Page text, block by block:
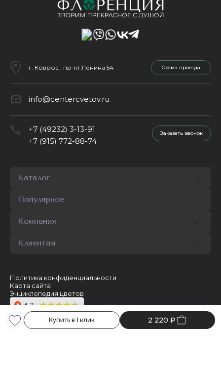
2 220 ₽
г. Ковров , пр-кт Ленина 54 Cхема проезда
info@centercvetov.ru
+7 (49232) 3-13-91
+7 (915) 772-88-74
Заказать звонок
Каталог
Популярное
Компания
Клиентам
Политика конфиденциальности
Карта сайта
Энциклопедия цветов